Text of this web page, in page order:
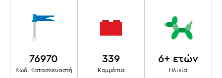
76970
Κωδ. Κατασκευαστή
339
Κομμάτια
6+ ετών
Ηλικία